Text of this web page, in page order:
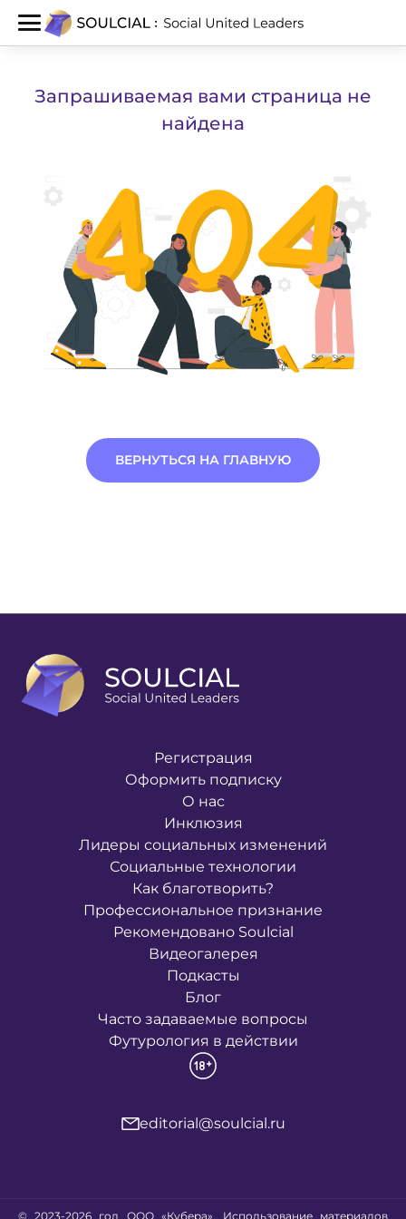
Запрашиваемая вами страница не
найдена
ВЕРНУТЬСЯ НА ГЛАВНУЮ
Регистрация
Оформить подписку
О нас
Инклюзия
Лидеры социальных изменений
Социальные технологии
Как благотворить?
Профессиональное признание
Рекомендовано Soulcial
Видеогалерея
Подкасты
Блог
Часто задаваемые вопросы
Футурология в действии
editorial@soulcial.ru
© 2023-2026 год ООО «Кубера». Использование материалов